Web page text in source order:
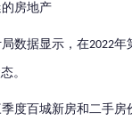
房地产
数据显示，在2022年
。
度百城新房和二手房